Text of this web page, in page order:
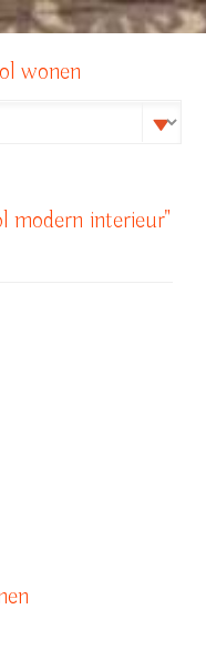
wonen
modern interieur"